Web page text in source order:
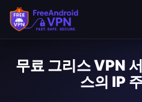
무료 그리스 VPN
스의 IP